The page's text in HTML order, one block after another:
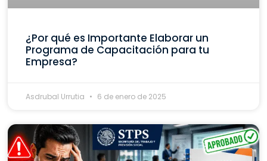
¿Por qué es Importante Elaborar un
Programa de Capacitación para tu
Empresa?
Asdrubal Urrutia 6 de enero de 2025